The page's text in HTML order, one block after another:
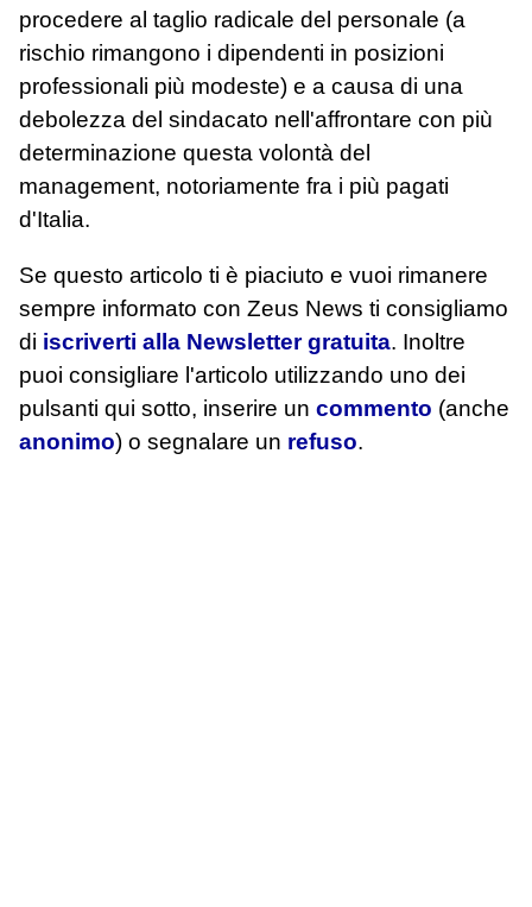
procedere al taglio radicale del personale (a
rischio rimangono i dipendenti in posizioni
professionali più modeste) e a causa di una
debolezza del sindacato nell'affrontare con più
determinazione questa volontà del
management, notoriamente fra i più pagati
d'Italia.
Se questo articolo ti è piaciuto e vuoi rimanere
sempre informato con Zeus News ti consigliamo
di iscriverti alla Newsletter gratuita. Inoltre
puoi consigliare l'articolo utilizzando uno dei
pulsanti qui sotto, inserire un commento (anche
anonimo) o segnalare un refuso.